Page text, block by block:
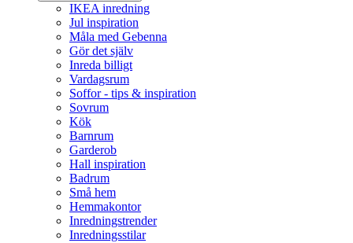
IKEA inredning
Jul inspiration
Måla med Gebenna
Gör det själv
Inreda billigt
Vardagsrum
Soffor - tips & inspiration
Sovrum
Kök
Barnrum
Garderob
Hall inspiration
Badrum
Små hem
Hemmakontor
Inredningstrender
Inredningsstilar